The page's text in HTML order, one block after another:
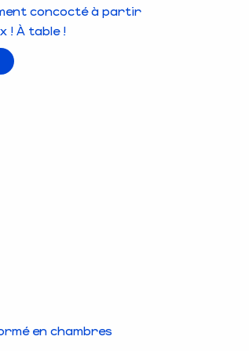
concocté à partir
! À table !
en chambres